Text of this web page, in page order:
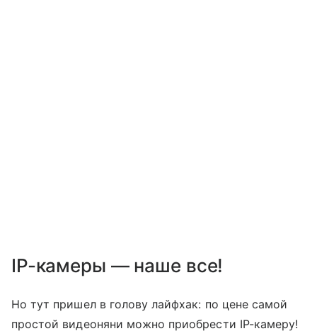
IP-камеры — наше все!
Но тут пришел в голову лайфхак: по цене самой
простой видеоняни можно приобрести IP-камеру!